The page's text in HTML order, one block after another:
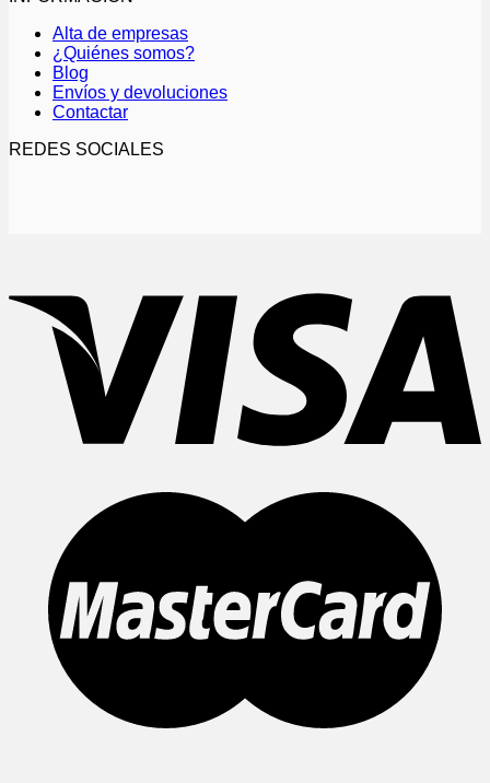
Las
opciones
pueden
elegir
página
de
Alta de empresas
¿Quiénes somos?
Blog
Envíos y devoluciones
Contactar
REDES SOCIALES